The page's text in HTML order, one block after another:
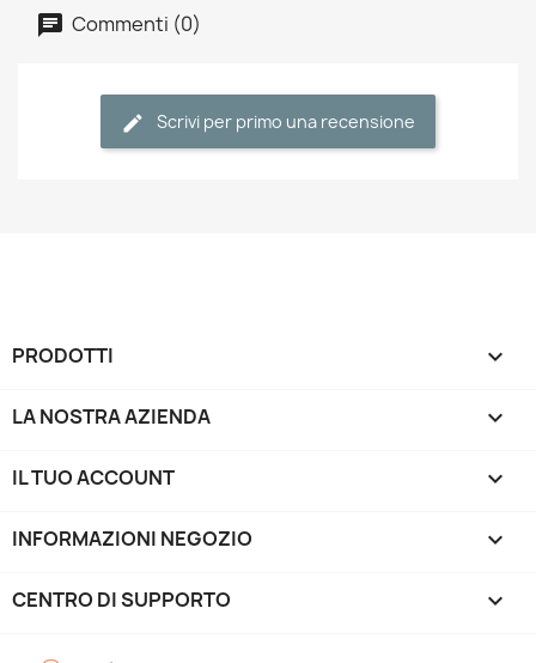
Commenti (0)
Scrivi per primo una recensione
PRODOTTI 
LA NOSTRA AZIENDA 
IL TUO ACCOUNT 
INFORMAZIONI NEGOZIO keyboard_arrow_down
CENTRO DI SUPPORTO 